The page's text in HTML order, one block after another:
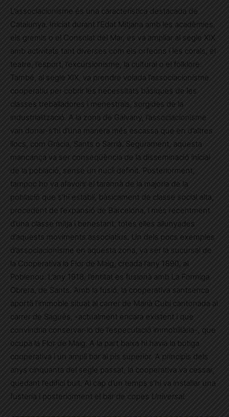
L’associacionisme és una característica destacada de
Catalunya. Iniciat durant l’Edat Mitjana amb les acadèmies,
els gremis o el Consolat del Mar, es va ampliar al segle XIX
amb activitats tant diverses com els orfeons i les corals, el
teatre, l’esport, l’excursionisme, la cultural o el folklore.
També, al segle XIX, va prendre volada l’associacionisme
cooperatiu per cobrir les necessitats bàsiques de les
classes treballadores i menestrals, sorgides de la
industrialització. A la zona de Galvany, l’associacionisme
van donar-s’hi d’una manera més escassa que en d’altres
llocs, com Gràcia, Sants o Sarrià. Segurament, aquesta
mancança va ser conseqüència de la disseminació inicial
de la població, sense un nucli definit. Posteriorment,
tampoc ho va afavorir el tarannà de la majoria de la
població que s’hi establí, bàsicament de classe social alta,
procedent de l’expansió de Barcelona, i més recentment
d’una classe mitja i benestant, totes elles allunyades
d’aquests moviments associatius. Un dels pocs exemples
d’associacionisme en aquesta zona, va ser la sucursal de
la Cooperativa la Flor de Maig, creada l’any 1890, al
Poblenou. L’any 1918, l’entitat es fusionà amb La Formiga
Obrera, de Sants. Amb la fusió, la cooperativa santsenca
aportà l’immoble situat al carrer de Marià Cubí cantonada al
carrer de Sagués, -actualment encara existent i que
convindria conservar-lo de l’especulació immobiliària-, que
ocupà la Flor de Maig. A la part baixa hi havia la botiga
cooperativa i un ampli bar al pis superior. A principis dels
anys cinquanta del segle passat, la cooperativa va cessar,
quedant l’edifici buit. Al cap d’un temps s’hi va instal·lar una
fusteria i posteriorment el bar de copes Universal.